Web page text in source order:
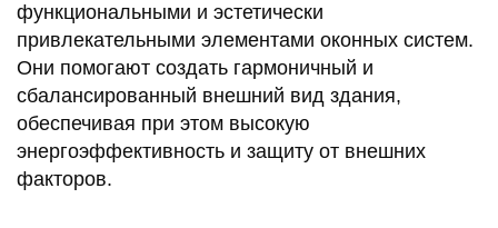
функциональными и эстетически
привлекательными элементами оконных систем.
Они помогают создать гармоничный и
сбалансированный внешний вид здания,
обеспечивая при этом высокую
энергоэффективность и защиту от внешних
факторов.